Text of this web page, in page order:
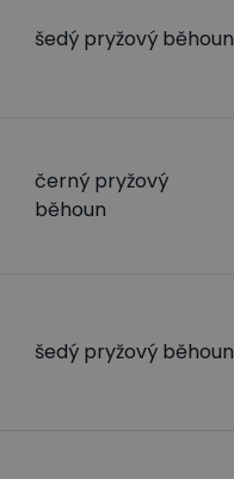
šedý pryžový běhoun
černý pryžový
běhoun
šedý pryžový běhoun